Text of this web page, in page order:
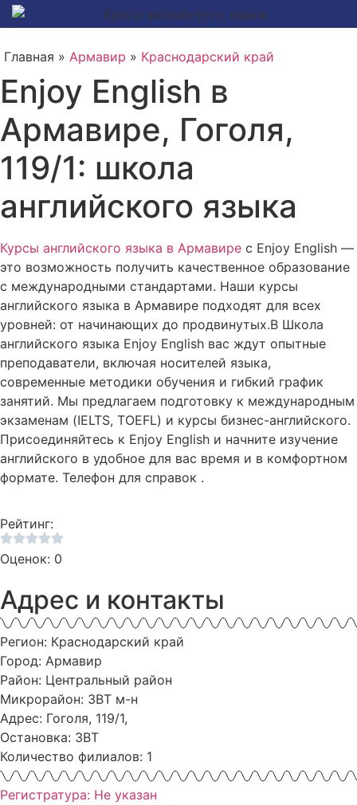
Главная » Армавир » Краснодарский край
Enjoy English в
Армавире, Гоголя,
119/1: школа
английского языка
Курсы английского языка в Армавире с Enjoy English —
это возможность получить качественное образование
с международными стандартами. Наши курсы
английского языка в Армавире подходят для всех
уровней: от начинающих до продвинутых.В Школа
английского языка Enjoy English вас ждут опытные
преподаватели, включая носителей языка,
современные методики обучения и гибкий график
занятий. Мы предлагаем подготовку к международным
экзаменам (IELTS, TOEFL) и курсы бизнес-английского.
Присоединяйтесь к Enjoy English и начните изучение
английского в удобное для вас время и в комфортном
формате. Телефон для справок .
Рейтинг:
Оценок: 0
Адрес и контакты
Регион: Краснодарский край
Город: Армавир
Район: Центральный район
Микрорайон: ЗВТ м-н
Адрес: Гоголя, 119/1,
Остановка: ЗВТ
Количество филиалов: 1
Регистратура: Не указан